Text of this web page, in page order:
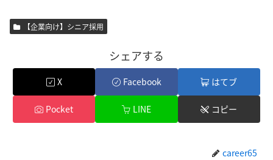
【企業向け】シニア採用
シェアする
X Facebook はてブ
Pocket LINE コピー
career65